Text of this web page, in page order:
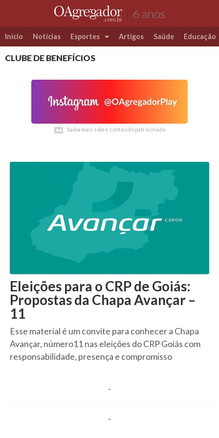
6 anos
Início Notícias Esportes
Futebol
Artigos Saúde Educação
CLUBE DE BENEFÍCIOS
Saiba mais sobre conteúdo patrocinado
Saiba mais sobre conteúdo patrocinado
Eleições para o CRP de Goiás:
Propostas da Chapa Avançar –
11
Esse material é um convite para conhecer a Chapa
Avançar, número11 nas eleições do CRP Goiás com
responsabilidade, presença e compromisso
-
-